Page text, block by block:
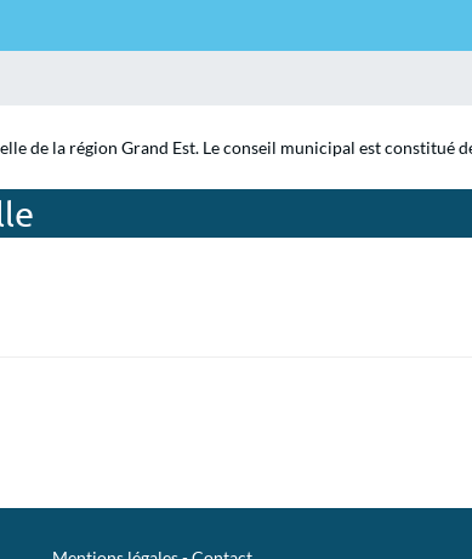
de la région Grand Est. Le conseil municipal est constitué